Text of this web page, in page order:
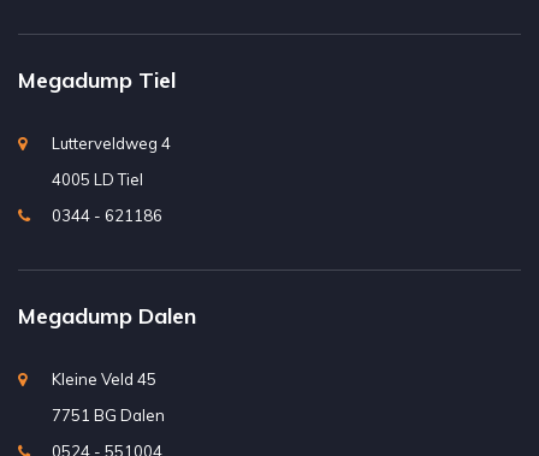
Megadump Tiel
Lutterveldweg 4
4005 LD Tiel
0344 - 621186
Megadump Dalen
Kleine Veld 45
7751 BG Dalen
0524 - 551004